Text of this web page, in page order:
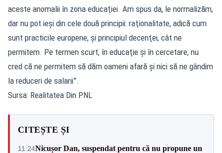
aceste anomalii în zona educaţiei. Am spus da, le normalizăm,
dar nu pot ieşi din cele două principii: raţionalitate, adică cum
sunt practicile europene, şi principiul decenţei, cât ne
permitem. Pe termen scurt, în educaţie şi în cercetare, nu
cred că ne permitem să dăm oameni afară şi nici să ne gândim
la reduceri de salarii”.
Sursa: Realitatea Din PNL
CITEȘTE ȘI
11:24Nicușor Dan, suspendat pentru că nu propune un